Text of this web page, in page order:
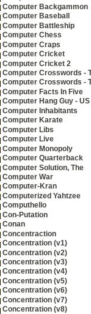
Computer Backgammon
Computer Baseball
Computer Battleship
Computer Chess
Computer Craps
Computer Cricket
Computer Cricket 2
Computer Crosswords -
Computer Crosswords -
Computer Facts In Five
Computer Hang Guy -
Computer Inhabitants
Computer Karate
Computer Libs
Computer Live
Computer Monopoly
Computer Quarterback
Computer Solution, The
Computer War
Computer-Kran
Computerized Yahtzee
Computhello
Con-Putation
Conan
Concentraction
Concentration (v1)
Concentration (v2)
Concentration (v3)
Concentration (v4)
Concentration (v5)
Concentration (v6)
Concentration (v7)
Concentration (v8)